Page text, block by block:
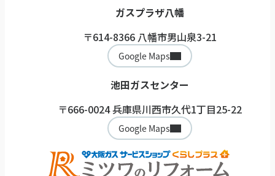
ガスプラザ八幡
〒614-8366 八幡市男山泉3-21
Google Maps
池田ガスセンター
〒666-0024 兵庫県川西市久代1丁目25-22
Google Maps